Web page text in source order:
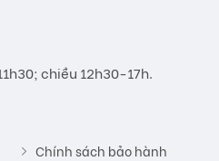
chiều 12h30-17h.
Chính sách bảo hành